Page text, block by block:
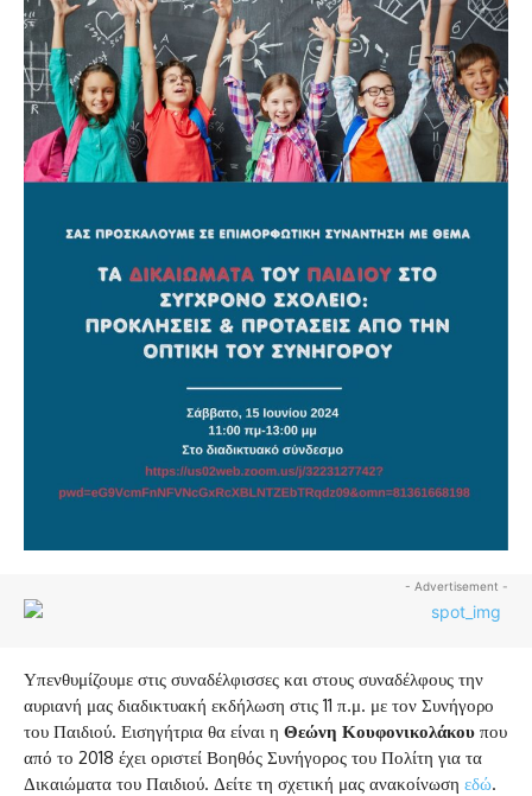
- Advertisement -
Υπενθυμίζουμε στις συναδέλφισσες και στους συναδέλφους την
αυριανή μας διαδικτυακή εκδήλωση στις 11 π.μ. με τον Συνήγορο
του Παιδιού. Εισηγήτρια θα είναι η Θεώνη Κουφονικολάκου που
από το 2018 έχει οριστεί Βοηθός Συνήγορος του Πολίτη για τα
Δικαιώματα του Παιδιού. Δείτε τη σχετική μας ανακοίνωση εδώ.